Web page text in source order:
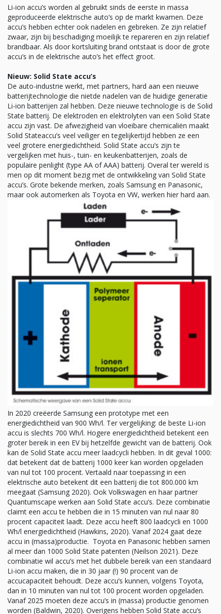
Li-ion accu’s worden al gebruikt sinds de eerste in massa
geproduceerde elektrische auto’s op de markt kwamen. Deze
accu’s hebben echter ook nadelen en gebreken. Ze zijn relatief
zwaar, zijn bij beschadiging moeilijk te repareren en zijn relatief
brandbaar. Als door kortsluiting brand ontstaat is door de grote
accu’s in de elektrische auto’s het effect groot.
Nieuw: Solid State accu’s
De auto-industrie werkt, met partners, hard aan een nieuwe
batterijtechnologie die nietde nadelen van de huidige generatie
Li-ion batterijen zal hebben. Deze nieuwe technologie is de Solid
State batterij. De elektroden en elektrolyten van een Solid State
accu zijn vast. De afwezigheid van vloeibare chemicaliën maakt
Solid Stateaccu’s veel veiliger en tegelijkertijd hebben ze een
veel grotere energiedichtheid. Solid State accu’s zijn te
vergelijken met huis-, tuin- en keukenbatterijen, zoals de
populaire penlight (type AA of AAA) batterij. Overal ter wereld is
men op dit moment bezig met de ontwikkeling van Solid State
accu’s. Grote bekende merken, zoals Samsung en Panasonic,
maar ook automerken als Toyota en VW, werken hier hard aan.
In 2020 creëerde Samsung een prototype met een
energiedichtheid van 900 Wh/l. Ter vergelijking: de beste Li-ion
accu is slechts 700 Wh/l. Hogere energiedichtheid betekent een
groter bereik in een EV bij hetzelfde gewicht van de batterij. Ook
kan de Solid State accu meer laadcycli hebben. In dit geval 1000:
dat betekent dat de batterij 1000 keer kan worden opgeladen
van nul tot 100 procent. Vertaald naar toepassing in een
elektrische auto betekent dit een batterij die tot 800.000 km
meegaat (Samsung 2020). Ook Volkswagen en haar partner
Quantumscape werken aan Solid State accu’s. Deze combinatie
claimt een accu te hebben die in 15 minuten van nul naar 80
procent capaciteit laadt. Deze accu heeft 800 laadcycli en 1000
Wh/l energiedichtheid (Hawkins, 2020). Vanaf 2024 gaat deze
accu in (massa)productie. Toyota en Panasonic hebben samen
al meer dan 1000 Solid State patenten (Neilson 2021). Deze
combinatie wil accu’s met het dubbele bereik van een standaard
Li-ion accu maken, die in 30 jaar (!) 90 procent van de
accucapaciteit behoudt. Deze accu’s kunnen, volgens Toyota,
dan in 10 minuten van nul tot 100 procent worden opgeladen.
Vanaf 2025 moeten deze accu’s in (massa) productie genomen
worden (Baldwin, 2020). Overigens hebben Solid State accu’s